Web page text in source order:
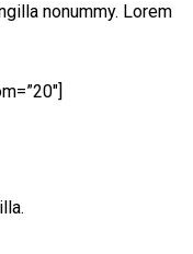
nonummy. Lorem